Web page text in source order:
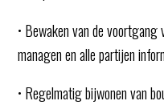
• Bewaken van de voortgang
managen en alle partijen
• Regelmatig bijwonen van